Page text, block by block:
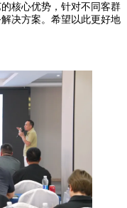
核心优势，针对不同客群
决方案。希望以此更好地